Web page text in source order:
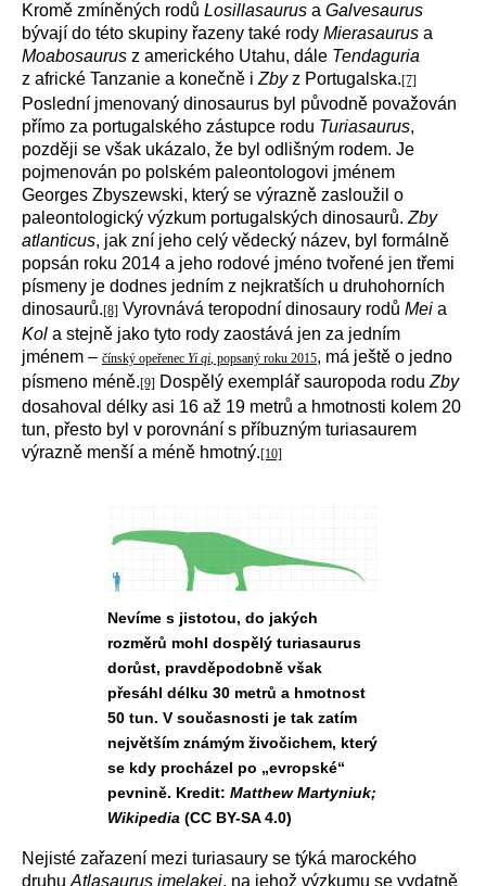
Kromě zmíněných rodů Losillasaurus a Galvesaurus
bývají do této skupiny řazeny také rody Mierasaurus a
Moabosaurus z amerického Utahu, dále Tendaguria
z africké Tanzanie a konečně i Zbyz Portugalska.[7]
Poslední jmenovaný dinosaurus byl původně považován
přímo za portugalského zástupce rodu Turiasaurus,
později se však ukázalo, že byl odlišným rodem. Je
pojmenován po polském paleontologovi jménem
Georges Zbyszewski, který se výrazně zasloužil o
paleontologický výzkum portugalských dinosaurů. Zby
atlanticus, jak zní jeho celý vědecký název, byl formálně
popsán roku 2014 a jeho rodové jméno tvořené jen třemi
písmeny je dodnes jedním z nejkratších u druhohorních
dinosaurů.[8] Vyrovnává teropodní dinosaury rodů Mei a
Kol a stejně jako tyto rody zaostává jen za jedním
jménem – čínský opeřenec Yi qi, popsaný roku 2015, má ještě o jedno
písmeno méně.[9] Dospělý exemplář sauropoda rodu Zby
dosahoval délky asi 16 až 19 metrů a hmotnosti kolem 20
tun, přesto byl v porovnání s příbuzným turiasaurem
výrazně menší a méně hmotný.[10]
Nevíme s jistotou, do jakých
rozměrů mohl dospělý turiasaurus
dorůst, pravděpodobně však
přesáhl délku 30 metrů a hmotnost
50 tun. V současnosti je tak zatím
největším známým živočichem, který
se kdy procházel po „evropské“
pevnině. Kredit: Matthew Martyniuk;
Wikipedia (CC BY-SA 4.0)
Nejisté zařazení mezi turiasaury se týká marockého
druhu Atlasaurus imelakei, na jehož výzkumu se vydatně